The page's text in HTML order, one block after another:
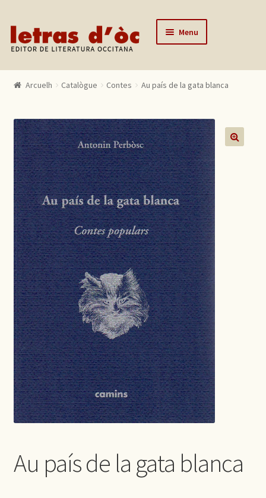
Skip to navigation
Skip to content Menu
Catalògue
Actualitats
Lo editor
Contactar
Mon compte
Arcuelh Catalògue Contes Au país de la gata blanca
Au país de la gata blanca